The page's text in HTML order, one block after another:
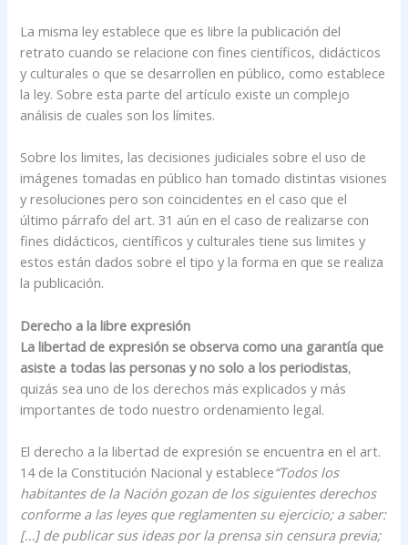
La misma ley establece que es libre la publicación del
retrato cuando se relacione con fines científicos, didácticos
y culturales o que se desarrollen en público, como establece
la ley. Sobre esta parte del artículo existe un complejo
análisis de cuales son los límites.
Sobre los limites, las decisiones judiciales sobre el uso de
imágenes tomadas en público han tomado distintas visiones
y resoluciones pero son coincidentes en el caso que el
último párrafo del art. 31 aún en el caso de realizarse con
fines didácticos, científicos y culturales tiene sus limites y
estos están dados sobre el tipo y la forma en que se realiza
la publicación.
Derecho a la libre expresión
La libertad de expresión se observa como una garantía que
asiste a todas las personas y no solo a los periodistas,
quizás sea uno de los derechos más explicados y más
importantes de todo nuestro ordenamiento legal.
El derecho a la libertad de expresión se encuentra en el art.
14 de la Constitución Nacional y establece“Todos los
habitantes de la Nación gozan de los siguientes derechos
conforme a las leyes que reglamenten su ejercicio; a saber:
[…] de publicar sus ideas por la prensa sin censura previa;